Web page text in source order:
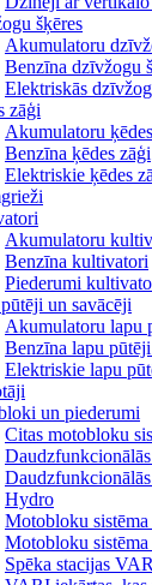
šķēres
Akumulatoru
Benzīna dzīvžogu
Elektriskās
zāģi
Akumulatoru
Benzīna ķēdes zāģi
Elektriskie ķēdes
Akumulatoru
Benzīna kultivatori
Piederumi
un savācēji
Akumulatoru lapu
Benzīna lapu
Elektriskie lapu
un piederumi
Citas motobloku
Hydro
Motobloku
Motobloku
Spēka stacijas